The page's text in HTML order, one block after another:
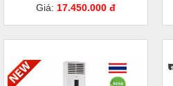
Giá: 17.450.000 đ